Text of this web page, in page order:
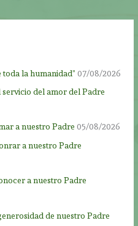
toda la humanidad” 07/08/2026
del amor del Padre
a nuestro Padre 05/08/2026
a nuestro Padre
a nuestro Padre
de nuestro Padre